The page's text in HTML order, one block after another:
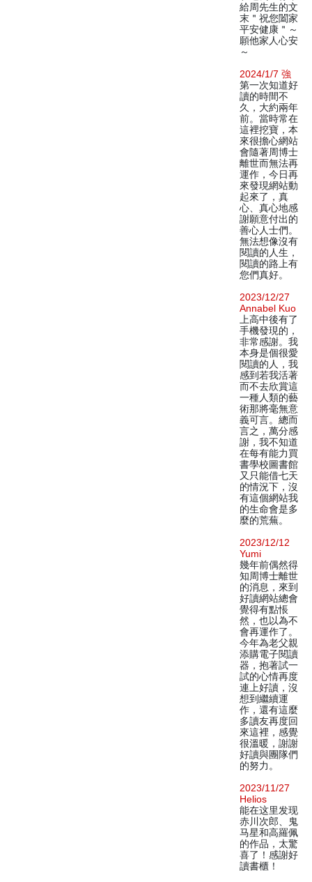
給周先生的文
末＂祝您闔家
平安健康＂～
願他家人心安
～
2024/1/7 強
第一次知道好
讀的時間不
久，大約兩年
前。當時常在
這裡挖寶，本
來很擔心網站
會隨著周博士
離世而無法再
運作，今日再
來發現網站動
起來了，真
心、真心地感
謝願意付出的
善心人士們。
無法想像沒有
閱讀的人生，
閱讀的路上有
您們真好。
2023/12/27
Annabel Kuo
上高中後有了
手機發現的，
非常感謝。我
本身是個很愛
閱讀的人，我
感到若我活著
而不去欣賞這
一種人類的藝
術那將毫無意
義可言。總而
言之，萬分感
謝，我不知道
在每有能力買
書學校圖書館
又只能借七天
的情況下，沒
有這個網站我
的生命會是多
麼的荒蕪。
2023/12/12
Yumi
幾年前偶然得
知周博士離世
的消息，來到
好讀網站總會
覺得有點悵
然，也以為不
會再運作了。
今年為老父親
添購電子閱讀
器，抱著試一
試的心情再度
連上好讀，沒
想到繼續運
作，還有這麼
多讀友再度回
來這裡，感覺
很溫暖，謝謝
好讀與團隊們
的努力。
2023/11/27
Helios
能在这里发现
赤川次郎、鬼
马星和高羅佩
的作品，太驚
喜了！感謝好
讀書櫃！